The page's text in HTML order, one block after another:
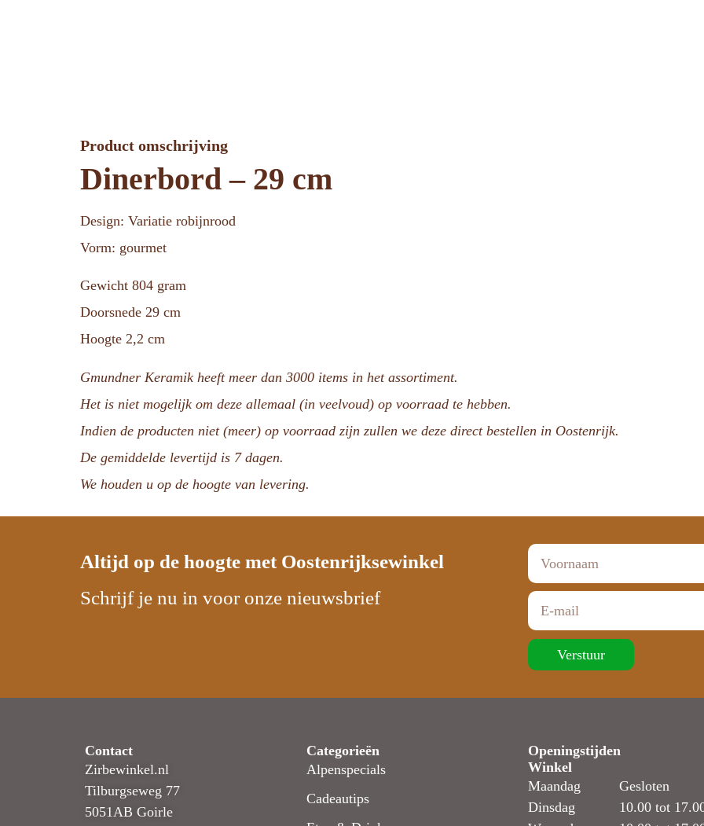
Product omschrijving
Dinerbord – 29 cm
Design: Variatie robijnrood
Vorm: gourmet
Gewicht 804 gram
Doorsnede 29 cm
Hoogte 2,2 cm
Gmundner Keramik heeft meer dan 3000 items in het assortiment.
Het is niet mogelijk om deze allemaal (in veelvoud) op voorraad te hebben.
Indien de producten niet (meer) op voorraad zijn zullen we deze direct bestellen in Oostenrijk.
De gemiddelde levertijd is 7 dagen.
We houden u op de hoogte van levering.
Altijd op de hoogte met Oostenrijksewinkel
Schrijf je nu in voor onze nieuwsbrief
Verstuur
Contact
Zirbewinkel.nl
Tilburgseweg 77
5051AB Goirle
Categorieën
Alpenspecials
Cadeautips
Openingstijden
Winkel
Maandag
Dinsdag
Gesloten
10.00 tot